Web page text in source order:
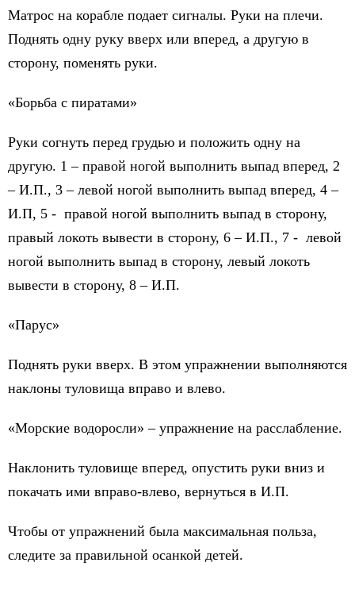
Матрос на корабле подает сигналы. Руки на плечи.
Поднять одну руку вверх или вперед, а другую в
сторону, поменять руки.
«Борьба с пиратами»
Руки согнуть перед грудью и положить одну на
другую. 1 – правой ногой выполнить выпад вперед, 2
– И.П., 3 – левой ногой выполнить выпад вперед, 4 –
И.П, 5 - правой ногой выполнить выпад в сторону,
правый локоть вывести в сторону, 6 – И.П., 7 - левой
ногой выполнить выпад в сторону, левый локоть
вывести в сторону, 8 – И.П.
«Парус»
Поднять руки вверх. В этом упражнении выполняются
наклоны туловища вправо и влево.
«Морские водоросли» – упражнение на расслабление.
Наклонить туловище вперед, опустить руки вниз и
покачать ими вправо-влево, вернуться в И.П.
Чтобы от упражнений была максимальная польза,
следите за правильной осанкой детей.